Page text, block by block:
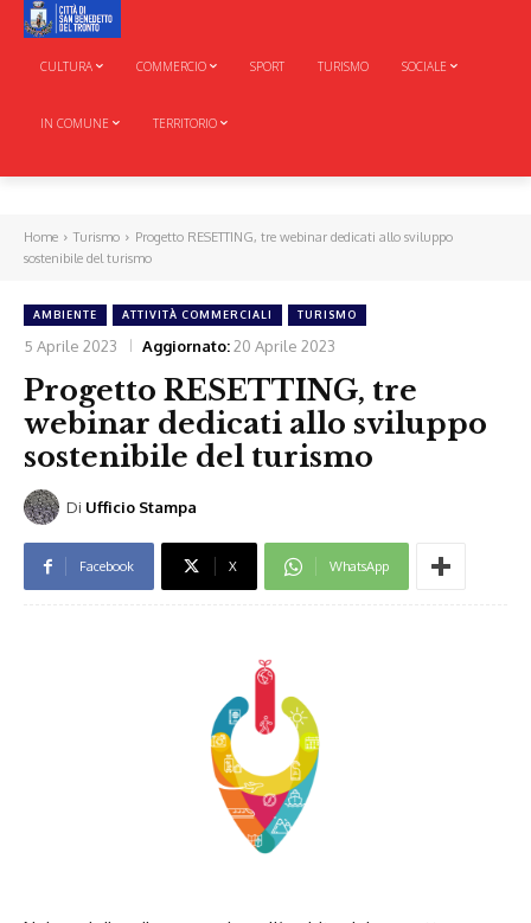
CULTURA COMMERCIO SPORT TURISMO SOCIALE
IN COMUNE TERRITORIO
Home Turismo
Progetto RESETTING, tre webinar dedicati allo sviluppo
sostenibile del turismo
AMBIENTE ATTIVITÀ COMMERCIALI TURISMO
5 Aprile 2023 Aggiornato: 20 Aprile 2023
Progetto RESETTING, tre
webinar dedicati allo sviluppo
sostenibile del turismo
Di Ufficio Stampa
Facebook X WhatsApp